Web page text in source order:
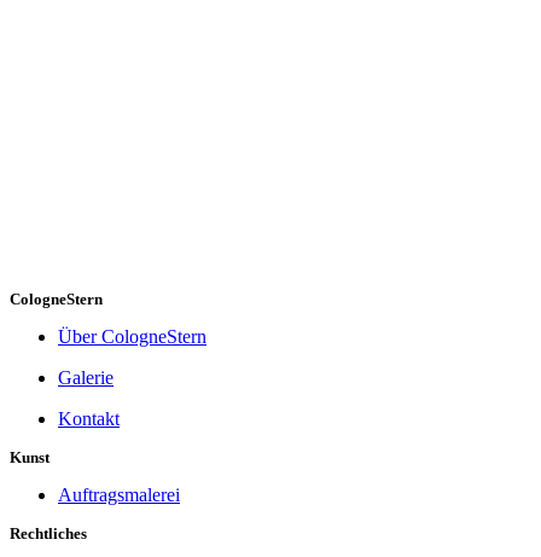
CologneStern
Über CologneStern
Galerie
Kontakt
Kunst
Auftragsmalerei
Rechtliches